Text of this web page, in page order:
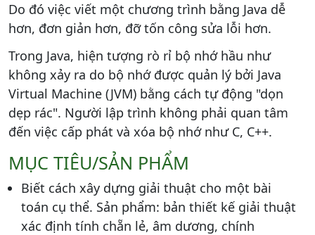
Do đó việc viết một chương trình bằng Java dễ
hơn, đơn giản hơn, đỡ tốn công sửa lỗi hơn.
Trong Java, hiện tượng rò rỉ bộ nhớ hầu như
không xảy ra do bộ nhớ được quản lý bởi Java
Virtual Machine (JVM) bằng cách tự động "dọn
dẹp rác". Người lập trình không phải quan tâm
đến việc cấp phát và xóa bộ nhớ như C, C++.
MỤC TIÊU/SẢN PHẨM
Biết cách xây dựng giải thuật cho một bài
toán cụ thể. Sản phẩm: bản thiết kế giải thuật
xác định tính chẵn lẻ, âm dương, chính